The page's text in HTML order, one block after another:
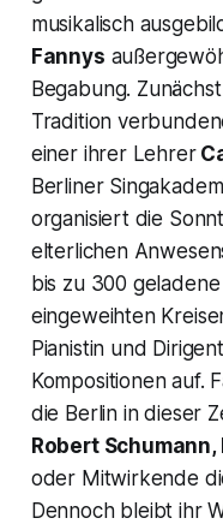
musikalisch
Fannys
Begabung.
Tradition
einer ihrer Lehrer
Berliner
organisiert die
elterlichen
bis zu 300
eingeweihten
Pianistin und
Kompositionen auf.
die Berlin in dieser
Robert
oder Mitwirkende
Dennoch bleibt ihr